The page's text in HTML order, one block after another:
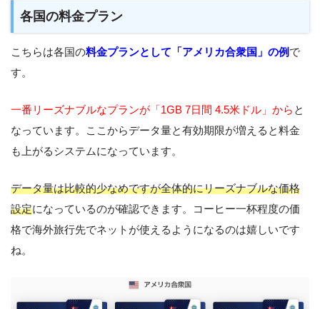
各国の料金プラン
こちらは各国の料金プランとして 「アメリカ合衆国」の例で
す。
一番リーズナブルなプランが「1GB 7日間 4.5米ドル」から と
なっています。ここからデータ量と有効期限が増えると料金
も上がるシステムになっています。
データ量は比較的少なめですが全体的にリーズナブルな価格
設定になっているのが確認できます。コーヒー一杯程度の価
格で海外旅行先でネットが使えるようになるのは嬉しいです
ね。